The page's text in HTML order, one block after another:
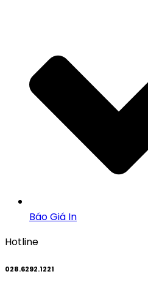
Báo Giá In
Hotline
028.6292.1221